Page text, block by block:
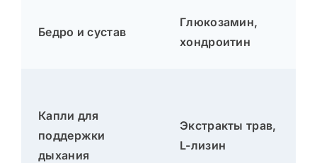
Бедро и сустав
Глюкозамин,
хондроитин
Капли для
поддержки
дыхания
Экстракты трав,
L-лизин